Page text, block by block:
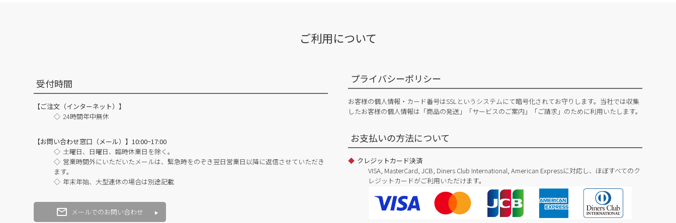
ご利用について
受付時間
【ご注文（インターネット）】
24時間年中無休
【お問い合わせ窓口（メール）】10:00~17:00
土曜日、日曜日、臨時休業日を除く。
営業時間外にいただいたメールは、緊急時をのぞき翌日営業日以降に返信させていただき
ます。
年末年始、大型連休の場合は別途記載
メールでのお問い合わせ
プライバシーポリシー
お客様の個人情報・カード番号はSSLというシステムにて暗号化されてお守りします。当社では収集
したお客様の個人情報は「商品の発送」「サービスのご案内」「ご請求」のために利用いたします。
お支払いの方法について
クレジットカード決済
VISA, MasterCard, JCB, Diners Club International, American Expressに対応し、ほぼすべてのク
レジットカードがご利用いただけます。